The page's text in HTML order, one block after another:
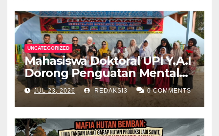
UNCATEGORIZED
Mahasiswa Doktoral UPI Y.A.I
Dorong Penguatan Mental
Keluarga Anak
Berkebutuhan Khusus di
Palembang
JUL 23, 2026 REDAKSI3 0 COMMENTS